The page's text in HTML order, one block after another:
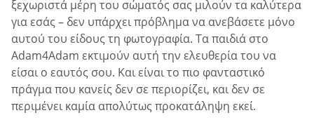
ξεχωριστά μέρη του σώματός σας μιλούν τα καλύτερα
για εσάς – δεν υπάρχει πρόβλημα να ανεβάσετε μόνο
αυτού του είδους τη φωτογραφία. Τα παιδιά στο
Adam4Adam εκτιμούν αυτή την ελευθερία του να
είσαι ο εαυτός σου. Και είναι το πιο φανταστικό
πράγμα που κανείς δεν σε περιορίζει, και δεν σε
περιμένει καμία απολύτως προκατάληψη εκεί.